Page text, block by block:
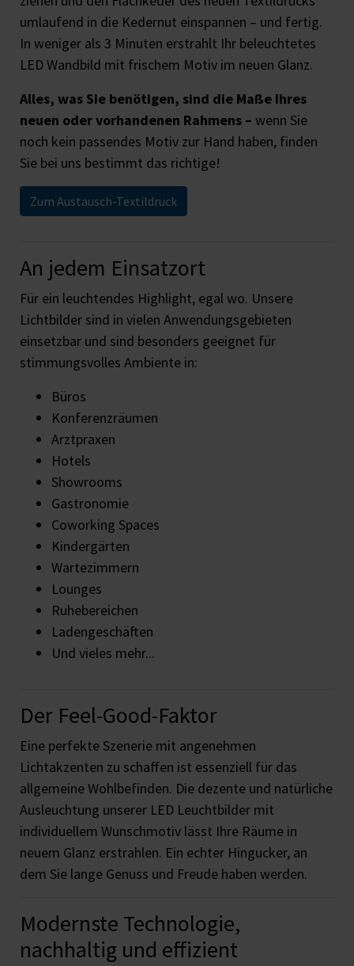
umlaufend in die Kedernut einspannen – und fertig.
In weniger als 3 Minuten erstrahlt Ihr beleuchtetes
LED Wandbild mit frischem Motiv im neuen Glanz.
Alles, was Sie benötigen, sind die Maße Ihres
neuen oder vorhandenen Rahmens – wenn Sie
noch kein passendes Motiv zur Hand haben, finden
Sie bei uns bestimmt das richtige!
Zum Austausch-Textildruck
An jedem Einsatzort
Für ein leuchtendes Highlight, egal wo. Unsere
Lichtbilder sind in vielen Anwendungsgebieten
einsetzbar und sind besonders geeignet für
stimmungsvolles Ambiente in:
Büros
Konferenzräumen
Arztpraxen
Hotels
Showrooms
Gastronomie
Coworking Spaces
Kindergärten
Wartezimmern
Lounges
Ruhebereichen
Ladengeschäften
Und vieles mehr...
Der Feel-Good-Faktor
Eine perfekte Szenerie mit angenehmen
Lichtakzenten zu schaffen ist essenziell für das
allgemeine Wohlbefinden. Die dezente und natürliche
Ausleuchtung unserer LED Leuchtbilder mit
individuellem Wunschmotiv lässt Ihre Räume in
neuem Glanz erstrahlen. Ein echter Hingucker, an
dem Sie lange Genuss und Freude haben werden.
Modernste Technologie,
nachhaltig und effizient